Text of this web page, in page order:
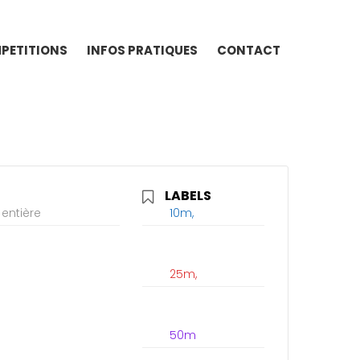
INFOS PRATIQUES CONTACT
LABELS
10m,
25m,
50m